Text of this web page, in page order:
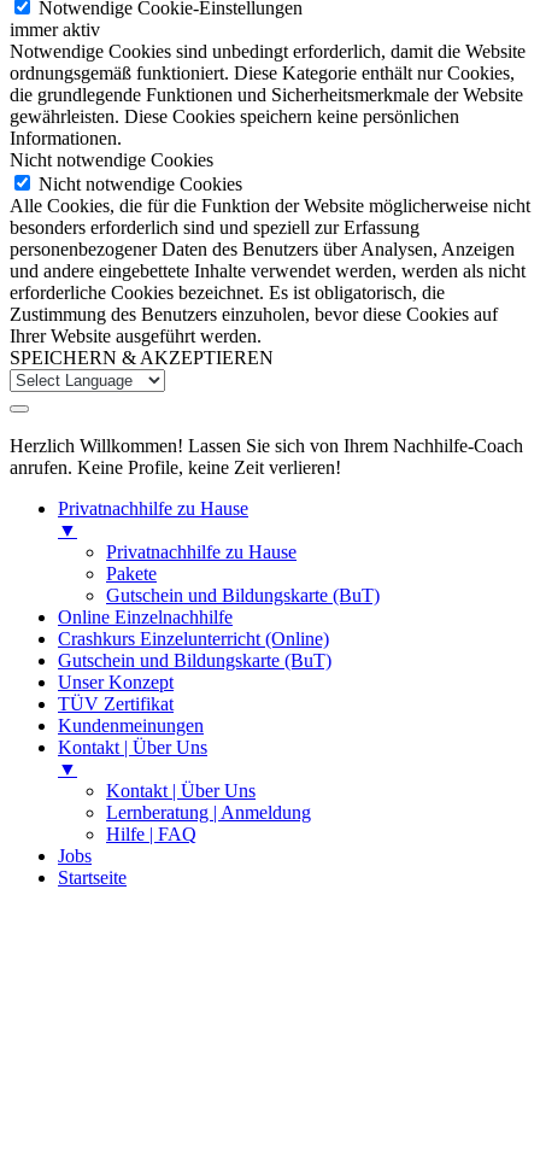
Notwendige Cookie-Einstellungen
immer aktiv
Notwendige Cookies sind unbedingt erforderlich, damit die Website
ordnungsgemäß funktioniert. Diese Kategorie enthält nur Cookies,
die grundlegende Funktionen und Sicherheitsmerkmale der Website
gewährleisten. Diese Cookies speichern keine persönlichen
Informationen.
Nicht notwendige Cookies
Nicht notwendige Cookies
Alle Cookies, die für die Funktion der Website möglicherweise nicht
besonders erforderlich sind und speziell zur Erfassung
personenbezogener Daten des Benutzers über Analysen, Anzeigen
und andere eingebettete Inhalte verwendet werden, werden als nicht
erforderliche Cookies bezeichnet. Es ist obligatorisch, die
Zustimmung des Benutzers einzuholen, bevor diese Cookies auf
Ihrer Website ausgeführt werden.
SPEICHERN & AKZEPTIEREN
Herzlich Willkommen! Lassen Sie sich von Ihrem Nachhilfe-Coach
anrufen. Keine Profile, keine Zeit verlieren!
Privatnachhilfe zu Hause
▼
Privatnachhilfe zu Hause
Pakete
Gutschein und Bildungskarte (BuT)
Online Einzelnachhilfe
Crashkurs Einzelunterricht (Online)
Gutschein und Bildungskarte (BuT)
Unser Konzept
TÜV Zertifikat
Kundenmeinungen
Kontakt | Über Uns
▼
Kontakt | Über Uns
Lernberatung | Anmeldung
Hilfe | FAQ
Jobs
Startseite